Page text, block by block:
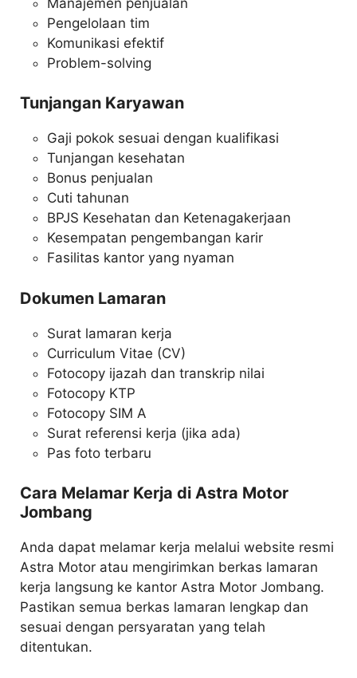
Pengelolaan tim
Komunikasi efektif
Problem-solving
Tunjangan Karyawan
Gaji pokok sesuai dengan kualifikasi
Tunjangan kesehatan
Bonus penjualan
Cuti tahunan
BPJS Kesehatan dan Ketenagakerjaan
Kesempatan pengembangan karir
Fasilitas kantor yang nyaman
Dokumen Lamaran
Surat lamaran kerja
Curriculum Vitae (CV)
Fotocopy ijazah dan transkrip nilai
Fotocopy KTP
Fotocopy SIM A
Surat referensi kerja (jika ada)
Pas foto terbaru
Cara Melamar Kerja di Astra Motor
Jombang
Anda dapat melamar kerja melalui website resmi
Astra Motor atau mengirimkan berkas lamaran
kerja langsung ke kantor Astra Motor Jombang.
Pastikan semua berkas lamaran lengkap dan
sesuai dengan persyaratan yang telah
ditentukan.